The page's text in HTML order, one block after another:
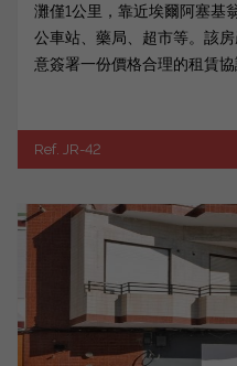
灘僅1公里，靠近埃爾阿塞基
公車站、藥局、超市等。該
意簽署一份價格合理的租賃協
Ref. JR-42